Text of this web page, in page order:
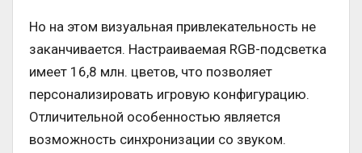
Но на этом визуальная привлекательность не
заканчивается. Настраиваемая RGB-подсветка
имеет 16,8 млн. цветов, что позволяет
персонализировать игровую конфигурацию.
Отличительной особенностью является
возможность синхронизации со звуком.